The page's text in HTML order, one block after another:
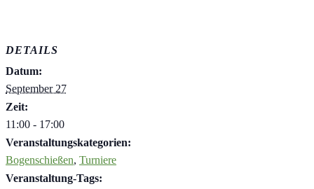
DETAILS
Datum:
September 27
Zeit:
11:00 - 17:00
Veranstaltungskategorien:
Bogenschießen, Turniere
Veranstaltung-Tags: